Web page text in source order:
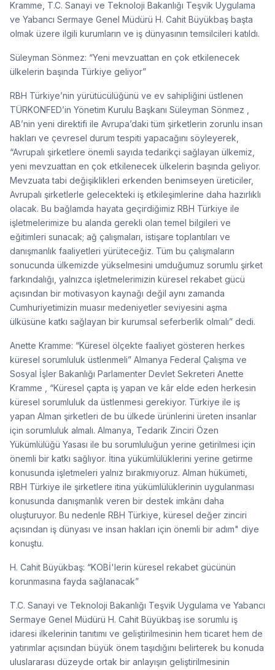
Kramme, T.C. Sanayi ve Teknoloji Bakanlığı Teşvik Uygulama
ve Yabancı Sermaye Genel Müdürü H. Cahit Büyükbaş başta
olmak üzere ilgili kurumların ve iş dünyasının temsilcileri katıldı.
Süleyman Sönmez: “Yeni mevzuattan en çok etkilenecek
ülkelerin başında Türkiye geliyor”
RBH Türkiye’nin yürütücülüğünü ve ev sahipliğini üstlenen
TÜRKONFED’in Yönetim Kurulu Başkanı Süleyman Sönmez ,
AB’nin yeni direktifi ile Avrupa’daki tüm şirketlerin zorunlu insan
hakları ve çevresel durum tespiti yapacağını söyleyerek,
“Avrupalı şirketlere önemli sayıda tedarikçi sağlayan ülkemiz,
yeni mevzuattan en çok etkilenecek ülkelerin başında geliyor.
Mevzuata tabi değişiklikleri erkenden benimseyen üreticiler,
Avrupalı şirketlerle gelecekteki iş etkileşimlerine daha hazırlıklı
olacak. Bu bağlamda hayata geçirdiğimiz RBH Türkiye ile
işletmelerimize bu alanda gerekli olan temel bilgileri ve
eğitimleri sunacak; ağ çalışmaları, istişare toplantıları ve
danışmanlık faaliyetleri yürüteceğiz. Tüm bu çalışmaların
sonucunda ülkemizde yükselmesini umduğumuz sorumlu şirket
farkındalığı, yalnızca işletmelerimizin küresel rekabet gücü
açısından bir motivasyon kaynağı değil aynı zamanda
Cumhuriyetimizin muasır medeniyetler seviyesini aşma
ülküsüne katkı sağlayan bir kurumsal seferberlik olmalı” dedi.
Anette Kramme: “Küresel ölçekte faaliyet gösteren herkes
küresel sorumluluk üstlenmeli” Almanya Federal Çalışma ve
Sosyal İşler Bakanlığı Parlamenter Devlet Sekreteri Anette
Kramme , “Küresel çapta iş yapan ve kâr elde eden herkesin
küresel sorumluluk da üstlenmesi gerekiyor. Türkiye ile iş
yapan Alman şirketleri de bu ülkede ürünlerini üreten insanlar
için sorumluluk almalı. Almanya, Tedarik Zinciri Özen
Yükümlülüğü Yasası ile bu sorumluluğun yerine getirilmesi için
önemli bir katkı sağlıyor. İtina yükümlülüklerini yerine getirme
konusunda işletmeleri yalnız bırakmıyoruz. Alman hükümeti,
RBH Türkiye ile şirketlere itina yükümlülüklerinin uygulanması
konusunda danışmanlık veren bir destek imkânı daha
oluşturuyor. Bu nedenle RBH Türkiye, küresel değer zinciri
açısından iş dünyası ve insan hakları için önemli bir adım" diye
konuştu.
H. Cahit Büyükbaş: “KOBİ'lerin küresel rekabet gücünün
korunmasına fayda sağlanacak”
T.C. Sanayi ve Teknoloji Bakanlığı Teşvik Uygulama ve Yabancı
Sermaye Genel Müdürü H. Cahit Büyükbaş ise sorumlu iş
idaresi ilkelerinin tanıtımı ve geliştirilmesinin hem ticaret hem de
yatırımlar açısından büyük önem taşıdığını belirterek bu konuda
uluslararası düzeyde ortak bir anlayışın geliştirilmesinin